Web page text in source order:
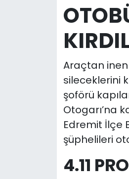
Araçtan inen
sileceklerini
şoförü
Otogarı’na
Edremit İlçe
şüphelileri
4.11